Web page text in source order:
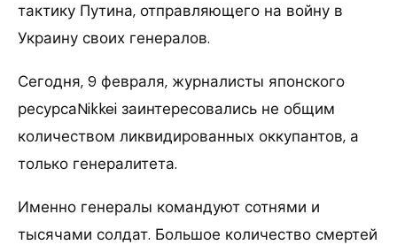
тактику Путина, отправляющего на войну в
Украину своих генералов.
Сегодня, 9 февраля, журналисты японского
ресурсаNikkei заинтересовались не общим
количеством ликвидированных оккупантов, а
только генералитета.
Именно генералы командуют сотнями и
тысячами солдат. Большое количество смертей